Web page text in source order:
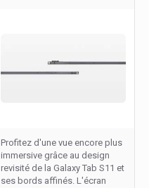
Profitez d'une vue encore plus
immersive grâce au design
revisité de la Galaxy Tab S11 et
ses bords affinés. L'écran